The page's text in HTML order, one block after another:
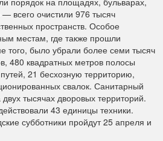
всего очистили 976 тысяч
пространств. Особое
местам, где также прошли
того, было убрали более семи тысяч
480 квадратных метров полосы
21 бесхозную территорию,
свалок. Санитарный
тысячах дворовых территорий.
43 единицы техники.
субботники пройдут 25 апреля и